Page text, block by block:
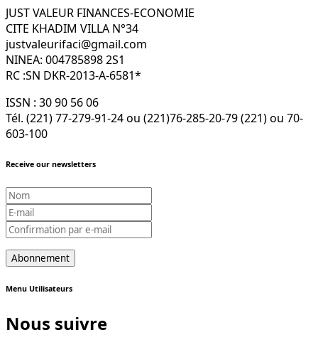
JUST VALEUR FINANCES-ECONOMIE
CITE KHADIM VILLA N°34
justvaleurifaci@gmail.com
NINEA: 004785898 2S1
RC :SN DKR-2013-A-6581*
ISSN : 30 90 56 06
Tél. (221) 77-279-91-24 ou (221)76-285-20-79 (221) ou 70-
603-100
Receive our newsletters
Menu Utilisateurs
Nous suivre